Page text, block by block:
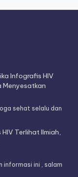
Infografis HIV
Menyesatkan
sehat selalu dan
Terlihat Ilmiah,
informasi ini , salam